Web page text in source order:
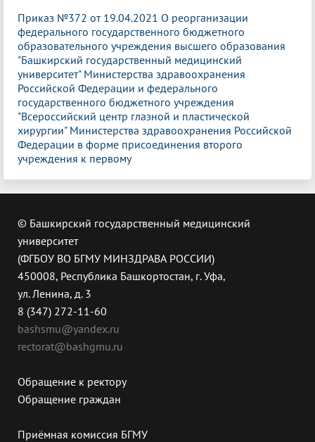
Приказ №372 от 19.04.2021 О реорганизации
федерального государственного бюджетного
образовательного учреждения высшего образования
"Башкирский государственный медицинский
университет" Министерства здравоохранения
Российской Федерации и федерального
государственного бюджетного учреждения
"Всероссийский центр глазной и пластической
хирургии" Министерства здравоохранения Российской
Федерации в форме присоединения второго
учреждения к первому
© Башкирский государственный медицинский
университет
(ФГБОУ ВО БГМУ МИНЗДРАВА РОССИИ)
450008, Республика Башкортостан, г. Уфа,
ул. Ленина, д. 3
8 (347) 272-11-60
bashsmu@yandex.ru
rectorat@bashgmu.ru
Обращение к ректору
Обращение граждан
Приёмная комиссия БГМУ